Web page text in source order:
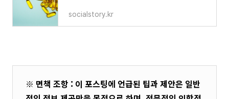
socialstory.kr
※ 면책 조항 : 이 포스팅에 언급된 팁과 제안은 일반